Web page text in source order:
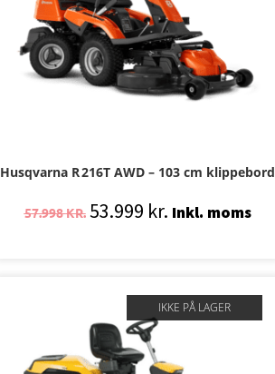
Husqvarna R 216T AWD – 103 cm klippebord
57.998KR. 53.999 kr. Inkl. moms
IKKE PÅ LAGER